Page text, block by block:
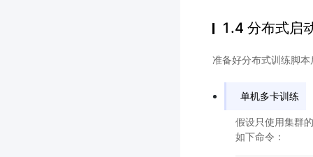
1.4 分布式启
准备好分布式训练脚
单机多卡训练
假设只使用集群
如下命令：